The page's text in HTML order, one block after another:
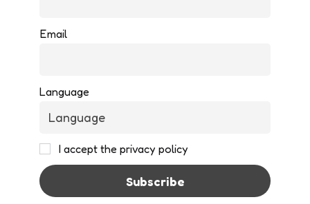
Email
Language
I accept the privacy policy